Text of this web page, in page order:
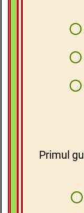
Primul